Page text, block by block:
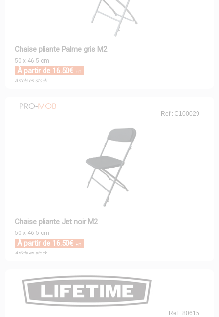
Chaise pliante Palme gris M2
50 x 46.5 cm
À partir de 16.50€ HT
Article en stock
Ref : C100029
Chaise pliante Jet noir M2
50 x 46.5 cm
À partir de 16.50€ HT
Article en stock
Ref : 80615